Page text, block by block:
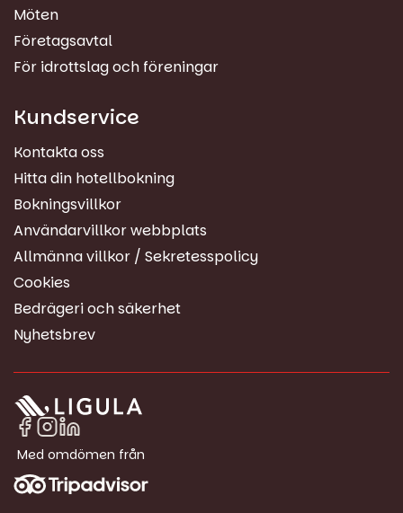
Möten
Företagsavtal
För idrottslag och föreningar
Kundservice
Kontakta oss
Hitta din hotellbokning
Bokningsvillkor
Användarvillkor webbplats
Allmänna villkor / Sekretesspolicy
Cookies
Bedrägeri och säkerhet
Nyhetsbrev
Med omdömen från